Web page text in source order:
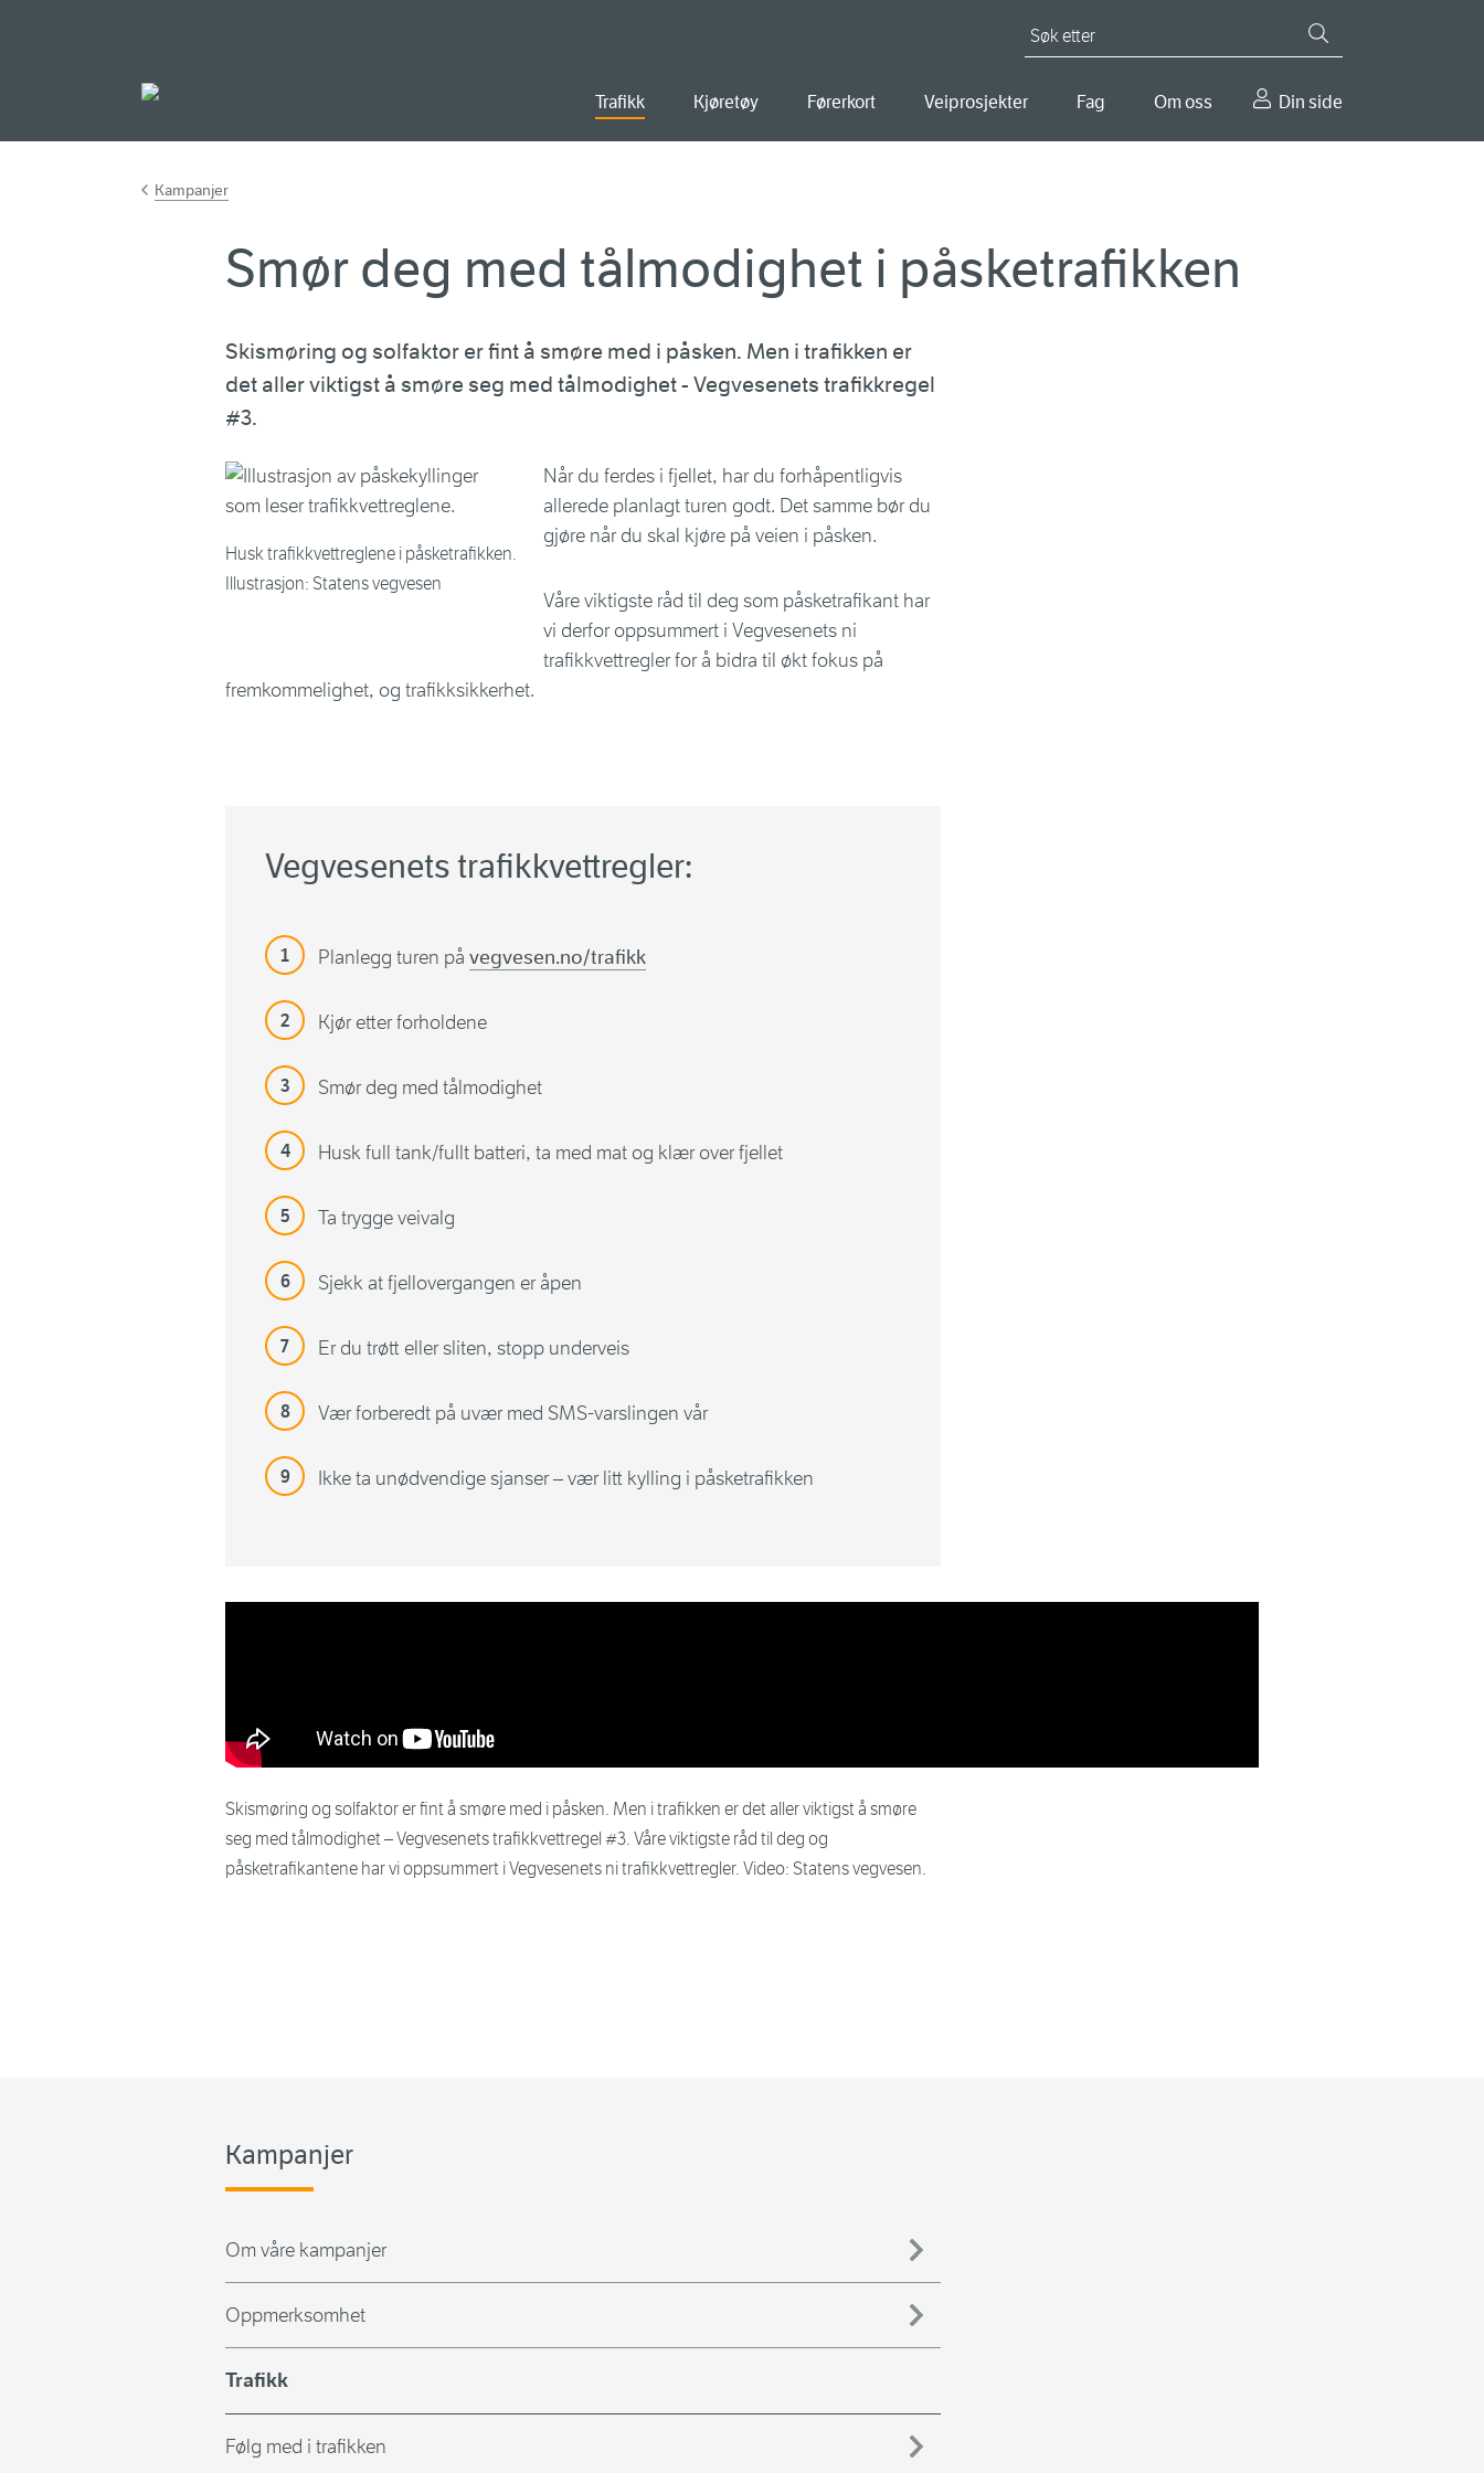
Trafikk Kjøretøy Førerkort Veiprosjekter Fag Om oss Din side
Kampanjer
Smør deg med tålmodighet i påsketrafikken
Skismøring og solfaktor er fint å smøre med i påsken. Men i trafikken er
det aller viktigst å smøre seg med tålmodighet - Vegvesenets trafikkregel
#3.
Husk trafikkvettreglene i påsketrafikken.
Illustrasjon: Statens vegvesen
Når du ferdes i fjellet, har du forhåpentligvis
allerede planlagt turen godt. Det samme bør du
gjøre når du skal kjøre på veien i påsken.
Våre viktigste råd til deg som påsketrafikant har
vi derfor oppsummert i Vegvesenets ni
trafikkvettregler for å bidra til økt fokus på
fremkommelighet, og trafikksikkerhet.
Vegvesenets trafikkvettregler:
Planlegg turen på vegvesen.no/trafikk
Kjør etter forholdene
Smør deg med tålmodighet
Husk full tank/fullt batteri, ta med mat og klær over fjellet
Ta trygge veivalg
Sjekk at fjellovergangen er åpen
Er du trøtt eller sliten, stopp underveis
Vær forberedt på uvær med SMS-varslingen vår
Ikke ta unødvendige sjanser – vær litt kylling i påsketrafikken
Skismøring og solfaktor er fint å smøre med i påsken. Men i trafikken er det aller viktigst å smøre
seg med tålmodighet – Vegvesenets trafikkvettregel #3. Våre viktigste råd til deg og
påsketrafikantene har vi oppsummert i Vegvesenets ni trafikkvettregler. Video: Statens vegvesen.
Kampanjer
Om våre kampanjer
Oppmerksomhet
Trafikk
Følg med i trafikken